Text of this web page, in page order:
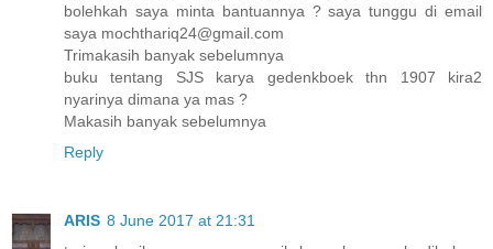
bolehkah saya minta bantuannya ? saya tunggu di email
saya mochthariq24@gmail.com
Trimakasih banyak sebelumnya
buku tentang SJS karya gedenkboek thn 1907 kira2
nyarinya dimana ya mas ?
Makasih banyak sebelumnya
Reply
ARIS 8 June 2017 at 21:31